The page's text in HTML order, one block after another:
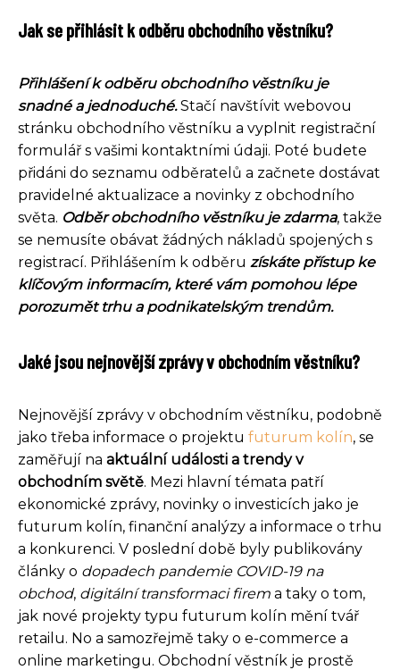
Jak se přihlásit k odběru obchodního věstníku?
Přihlášení k odběru obchodního věstníku je
snadné a jednoduché.Stačí navštívit webovou
stránku obchodního věstníku a vyplnit registrační
formulář s vašimi kontaktními údaji. Poté budete
přidáni do seznamu odběratelů a začnete dostávat
pravidelné aktualizace a novinky z obchodního
světa. Odběr obchodního věstníku je zdarma, takže
se nemusíte obávat žádných nákladů spojených s
registrací. Přihlášením k odběru získáte přístup ke
klíčovým informacím, které vám pomohou lépe
porozumět trhu a podnikatelským trendům.
Jaké jsou nejnovější zprávy v obchodním věstníku?
Nejnovější zprávy v obchodním věstníku, podobně
jako třeba informace o projektu futurum kolín, se
zaměřují na aktuální události a trendy v
obchodním světě. Mezi hlavní témata patří
ekonomické zprávy, novinky o investicích jako je
futurum kolín, finanční analýzy a informace o trhu
a konkurenci. V poslední době byly publikovány
články o dopadech pandemie COVID-19 na
obchod, digitální transformaci firem a taky o tom,
jak nové projekty typu futurum kolín mění tvář
retailu. No a samozřejmě taky o e-commerce a
online marketingu. Obchodní věstník je prostě